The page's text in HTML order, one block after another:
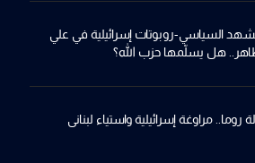
السياسي-روبوتات إسرائيلية في علي
هل يسلّمها حزب الله؟
روما.. مراوغة إسرائيلية واستياء لبناني